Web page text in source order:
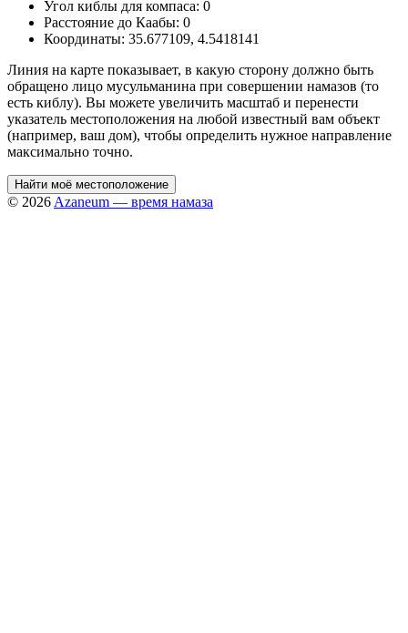
Угол киблы для компаса: 0
Расстояние до Каабы: 0
Координаты: 35.677109, 4.5418141
Линия на карте показывает, в какую сторону должно быть
обращено лицо мусульманина при совершении намазов (то
есть киблу). Вы можете увеличить масштаб и перенести
указатель местоположения на любой известный вам объект
(например, ваш дом), чтобы определить нужное направление
максимально точно.
Найти моё местоположение
© 2026 Azaneum — время намаза